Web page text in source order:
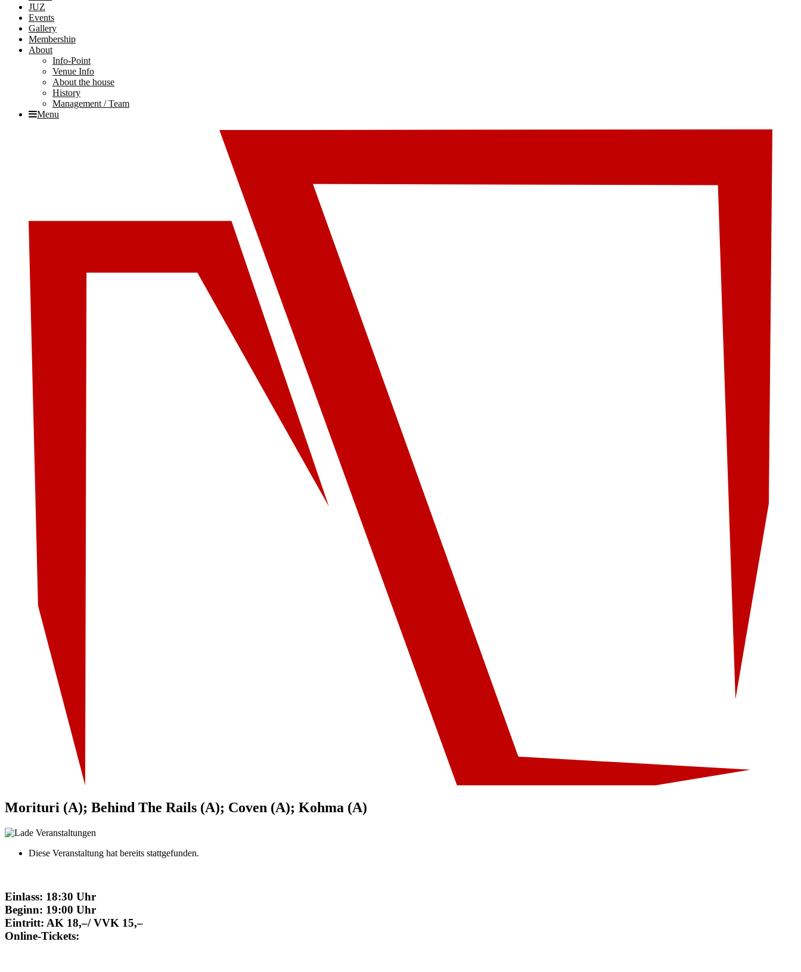
JUZ
Events
Gallery
Membership
About
Info-Point
Venue Info
About the house
History
Management / Team
Menu
Morituri (A); Behind The Rails (A); Coven (A); Kohma (A)
Diese Veranstaltung hat bereits stattgefunden.
Einlass: 18:30 Uhr
Beginn: 19:00 Uhr
Eintritt: AK 18,–/ VVK 15,–
Online-Tickets: